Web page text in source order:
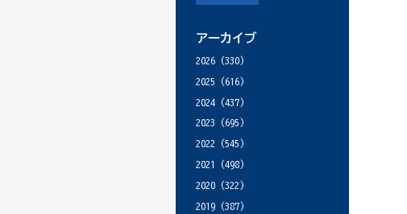
アーカイブ
2026 (330)
2025 (616)
2024 (437)
2023 (695)
2022 (545)
2021
(498)
2020 (322)
2019 (387)